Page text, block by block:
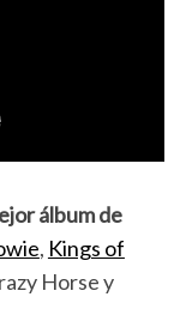
álbum de
, Kings of
Horse y